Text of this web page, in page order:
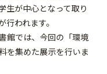
生が中心となって取り
われます。
館では、今回の「環境
を集めた展示を行いま